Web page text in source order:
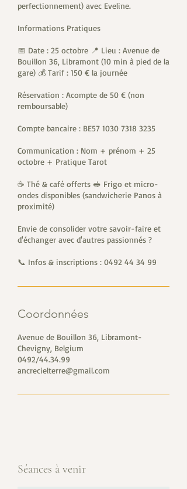
perfectionnement) avec Eveline.
Informations Pratiques
📅 Date : 25 octobre 📍 Lieu : Avenue de
Bouillon 36, Libramont (10 min à pied de la
gare) 💰 Tarif : 150 € la journée
Réservation : Acompte de 50 € (non
remboursable)
Compte bancaire : BE57 1030 7318 3235
Communication : Nom + prénom + 25
octobre + Pratique Tarot
☕ Thé & café offerts 🥪 Frigo et micro-
ondes disponibles (sandwicherie Panos à
proximité)
Envie de consolider votre savoir-faire et
d'échanger avec d'autres passionnés ?
📞 Infos & inscriptions : 0492 44 34 99
Coordonnées
Avenue de Bouillon 36, Libramont-
Chevigny, Belgium
0492/44.34.99
ancrecielterre@gmail.com
Séances à venir